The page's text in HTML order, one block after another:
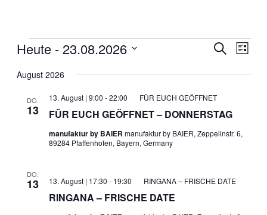
Veranstaltungen
und
Suche
Liste
Heute - 23.08.2026
wählen.
August 2026
DO.
13 FÜR EUCH GEÖFFNET – DONNERSTAG
13. August | 9:00 -22:00 FÜR EUCH GEÖFFNET
manufaktur by BAIER manufaktur by BAIER, Zeppelinstr. 6,
89284 Pfaffenhofen, Bayern, Germany
DO.
13
RINGANA – FRISCHE DATE
13. August | 17:30 - 19:30 RINGANA – FRISCHE DATE